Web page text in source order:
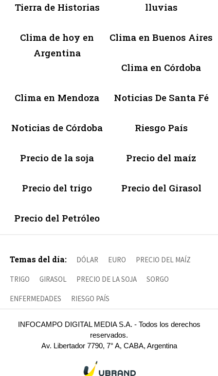
Tierra de Historias lluvias
Clima de hoy en
Argentina
Clima en Buenos Aires
Clima en Córdoba
Clima en Mendoza Noticias De Santa Fé
Noticias de Córdoba Riesgo País
Precio de la soja Precio del maíz
Precio del trigo Precio del Girasol
Precio del Petróleo
Temas del día: DÓLAR EURO PRECIO DEL MAÍZ
TRIGO GIRASOL PRECIO DE LA SOJA SORGO
ENFERMEDADES RIESGO PAÍS
INFOCAMPO DIGITAL MEDIA S.A. - Todos los derechos
reservados.
Av. Libertador 7790, 7° A, CABA, Argentina